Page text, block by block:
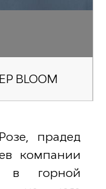
BLOOM
прадед
компании
в горной